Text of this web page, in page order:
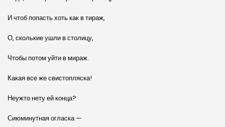
И чтоб попасть хоть как в тираж,
О, сколькие ушли в столицу,
Чтобы потом уйти в мираж.
Какая все же свистопляска!
Неужто нету ей конца?
Сиюминутная огласка —